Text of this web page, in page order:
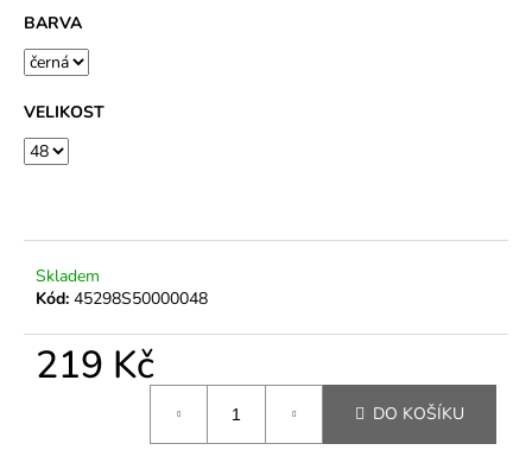
BARVA
VELIKOST
Skladem
Kód: 45298S50000048
219 Kč
DO KOŠÍKU